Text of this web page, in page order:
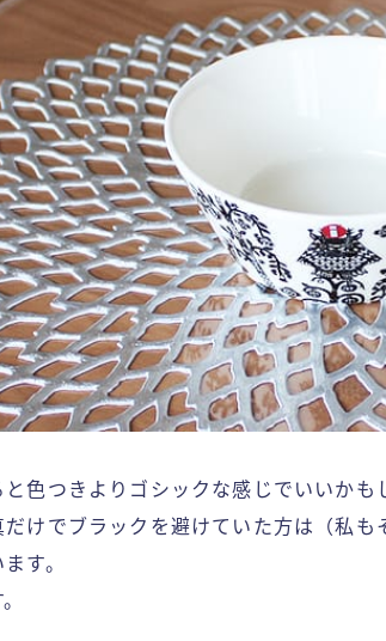
色つきよりゴシックな感じでいいかも
だけでブラックを避けていた方は（私
す。